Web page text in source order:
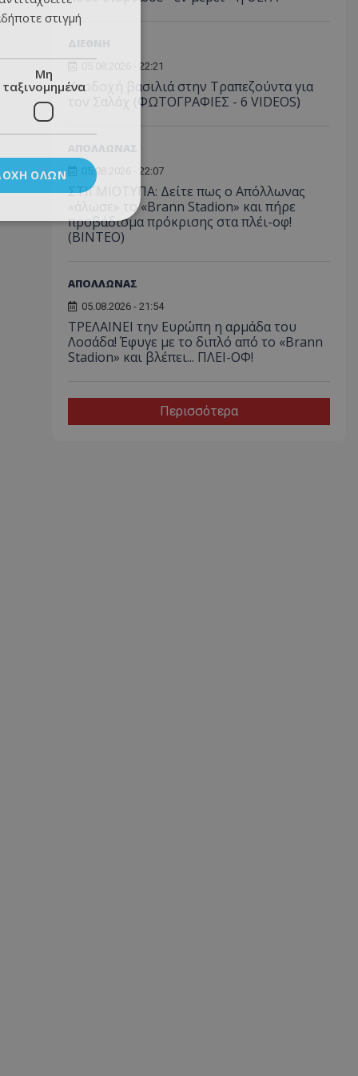
05.08.2026 - 22:21
Υποδοχή βασιλιά στην Τραπεζούντα για
τον Σαλάχ (ΦΩΤΟΓΡΑΦΙΕΣ - 6 VIDEOS)
05.08.2026 - 22:07
ΣΤΙΓΜΙΟΤΥΠΑ: Δείτε πως ο Απόλλωνας
«άλωσε» το «Brann Stadion» και πήρε
προβάδισμα πρόκρισης στα πλέι-οφ!
(ΒΙΝΤΕΟ)
ΑΠΟΛΛΩΝΑΣ
05.08.2026 - 21:54
ΤΡΕΛΑΙΝΕΙ την Ευρώπη η αρμάδα του
Λοσάδα! Έφυγε με το διπλό από το «Brann
Stadion» και βλέπει... ΠΛΕΙ-ΟΦ!
Περισσότερα
στιγμή
Μη
ταξινομημένα
ΌΛΩΝ